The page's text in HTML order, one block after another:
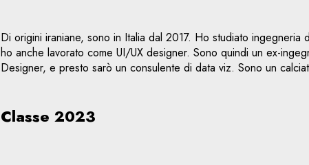
Di origini iraniane, sono in Italia dal 2017. Ho studiato
ho anche lavorato come UI/UX designer. Sono quindi un ex-
Designer, e presto sarò un consulente di data viz. Sono un
Classe 2023